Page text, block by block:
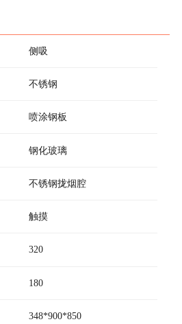
侧吸
不锈钢
喷涂钢板
钢化玻璃
不锈钢拢烟腔
触摸
320
180
348*900*850